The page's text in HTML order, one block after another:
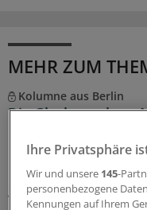
MEHR ZUM
Kolumne aus Berlin
Die Glaskuppel zur
Die Politik startet
Notfallreform. Für
geht es dabei um
Ihre Privatsphäre
Wir und unsere 145-
personenbezogene
Kennungen auf Ihrem